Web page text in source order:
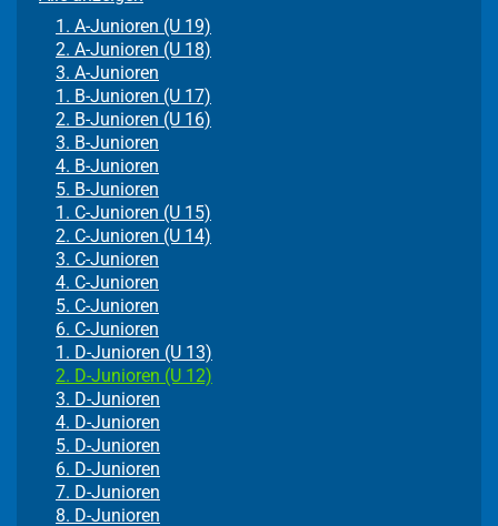
1. A-Junioren (U 19)
2. A-Junioren (U 18)
3. A-Junioren
1. B-Junioren (U 17)
2. B-Junioren (U 16)
3. B-Junioren
4. B-Junioren
5. B-Junioren
1. C-Junioren (U 15)
2. C-Junioren (U 14)
3. C-Junioren
4. C-Junioren
5. C-Junioren
6. C-Junioren
1. D-Junioren (U 13)
2. D-Junioren (U 12)
3. D-Junioren
4. D-Junioren
5. D-Junioren
6. D-Junioren
7. D-Junioren
8. D-Junioren